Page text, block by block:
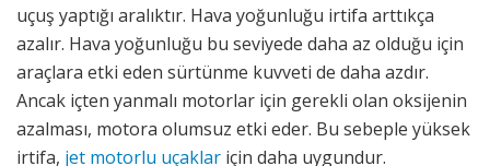
uçuş yaptığı aralıktır. Hava yoğunluğu irtifa arttıkça
azalır. Hava yoğunluğu bu seviyede daha az olduğu için
araçlara etki eden sürtünme kuvveti de daha azdır.
Ancak içten yanmalı motorlar için gerekli olan oksijenin
azalması, motora olumsuz etki eder. Bu sebeple yüksek
irtifa, jet motorlu uçaklar için daha uygundur.